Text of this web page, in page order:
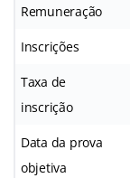
Remuneração
Inscrições
Taxa de
inscrição
Data da prova
objetiva